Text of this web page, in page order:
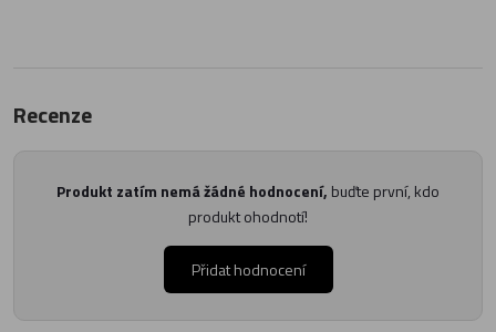
Recenze
Produkt zatím nemá žádné hodnocení, buďte první, kdo
produkt ohodnotí!
Přidat hodnocení